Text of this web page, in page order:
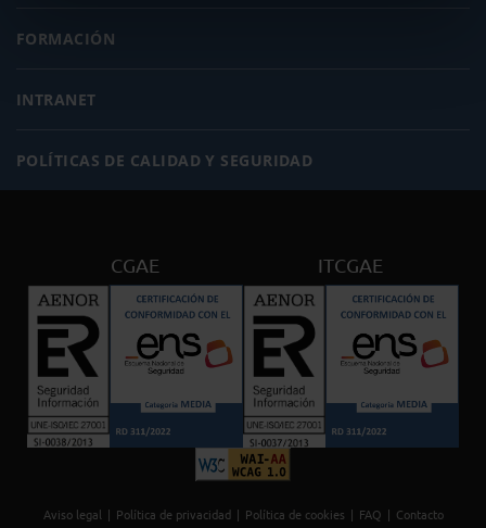
FORMACIÓN
INTRANET
POLÍTICAS DE CALIDAD Y SEGURIDAD
CGAE ITCGAE
Aviso legal Política de privacidad Política de cookies FAQ Contacto